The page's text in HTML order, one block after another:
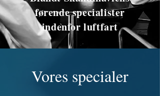
førende specialister
indenfor luftfart
Vores specialer